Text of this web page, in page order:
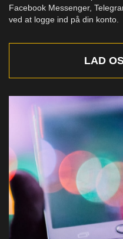
Facebook Messenger,
ved at logge ind på din konto.
LAD